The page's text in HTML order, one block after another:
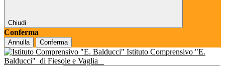
Chiudi
Conferma
Annulla Conferma
Istituto Comprensivo "E.
Balducci" di Fiesole e Vaglia